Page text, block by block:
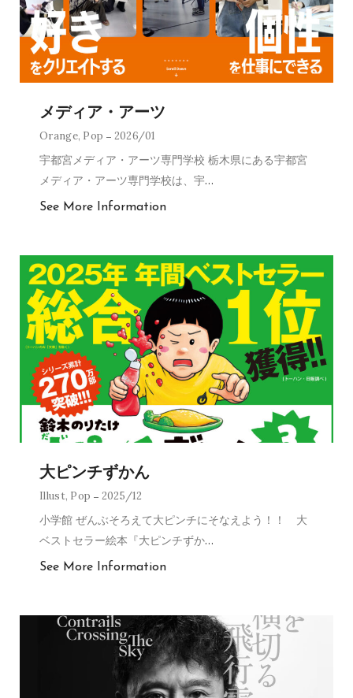
メディア・アーツ
Orange, Pop 2026/01
宇都宮メディア・アーツ専門学校 栃木県にある宇都宮
メディア・アーツ専門学校は、宇…
See More Information
大ピンチずかん
Illust, Pop 2025/12
小学館 ぜんぶそろえて大ピンチにそなえよう！！ 大
ベストセラー絵本『大ピンチずか…
See More Information